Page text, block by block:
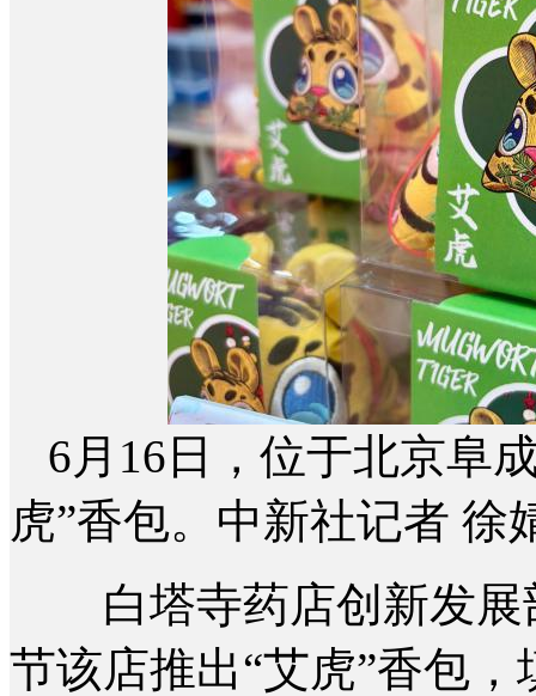
6月16日，位于北京阜
虎”香包。中新社记者 徐
白塔寺药店创新发展
节该店推出“艾虎”香包